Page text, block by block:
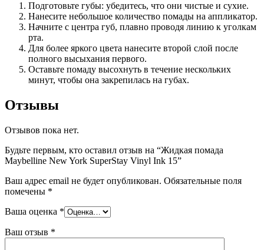
Подготовьте губы: убедитесь, что они чистые и сухие.
Нанесите небольшое количество помады на аппликатор.
Начните с центра губ, плавно проводя линию к уголкам
рта.
Для более яркого цвета нанесите второй слой после
полного высыхания первого.
Оставьте помаду высохнуть в течение нескольких
минут, чтобы она закрепилась на губах.
Отзывы
Отзывов пока нет.
Будьте первым, кто оставил отзыв на “Жидкая помада
Maybelline New York SuperStay Vinyl Ink 15”
Ваш адрес email не будет опубликован. Обязательные поля
помечены *
Ваша оценка *
Ваш отзыв *